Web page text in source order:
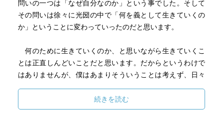
言に似ている。できた女官と才能あふれ心豊かな姫君。な
るほど、ここから発展させたのか。
光圀が誰かを殺害するシーンから始まり、誰を何のために
殺したのかを謎としながら進められるので、小説的興味も
尽きないで読み進められるのだが、実はここも史実なんで
いや、これが真実でいいんじゃないでしょうか。
問いの一つは「なぜ自分なのか」という事でした。そして
その問いは徐々に光圀の中で「何を義として生きていくの
か」ということに変わっていったのだと思います。
何のために生きていくのか、と思いながら生きていくこ
とは正直しんどいことだと思います。だからというわけで
はありませんが、僕はあまりそういうことは考えず、日々
ことに対し、常に悩み、そしてそれに向かって生きていく
姿はうらやましくも感じました。そうした悩みとその苦悩
続きを読む